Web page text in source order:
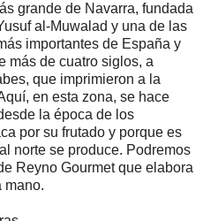
grande de Navarra, fundada
al-Muwalad y una de las
importantes de España y
más de cuatro siglos, a
que imprimieron a la
en esta zona, se hace
la época de los
por su frutado y porque es
norte se produce. Podremos
Reyno Gourmet que elabora
mano.